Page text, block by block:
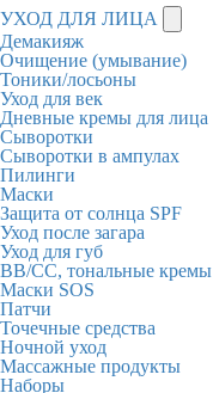
УХОД ДЛЯ ЛИЦА
Демакияж
Очищение (умывание)
Тоники/лосьоны
Уход для век
Дневные кремы для лица
Сыворотки
Сыворотки в ампулах
Пилинги
Маски
Защита от солнца SPF
Уход после загара
Уход для губ
BB/CC, тональные кремы
Маски SOS
Патчи
Точечные средства
Ночной уход
Массажные продукты
Наборы